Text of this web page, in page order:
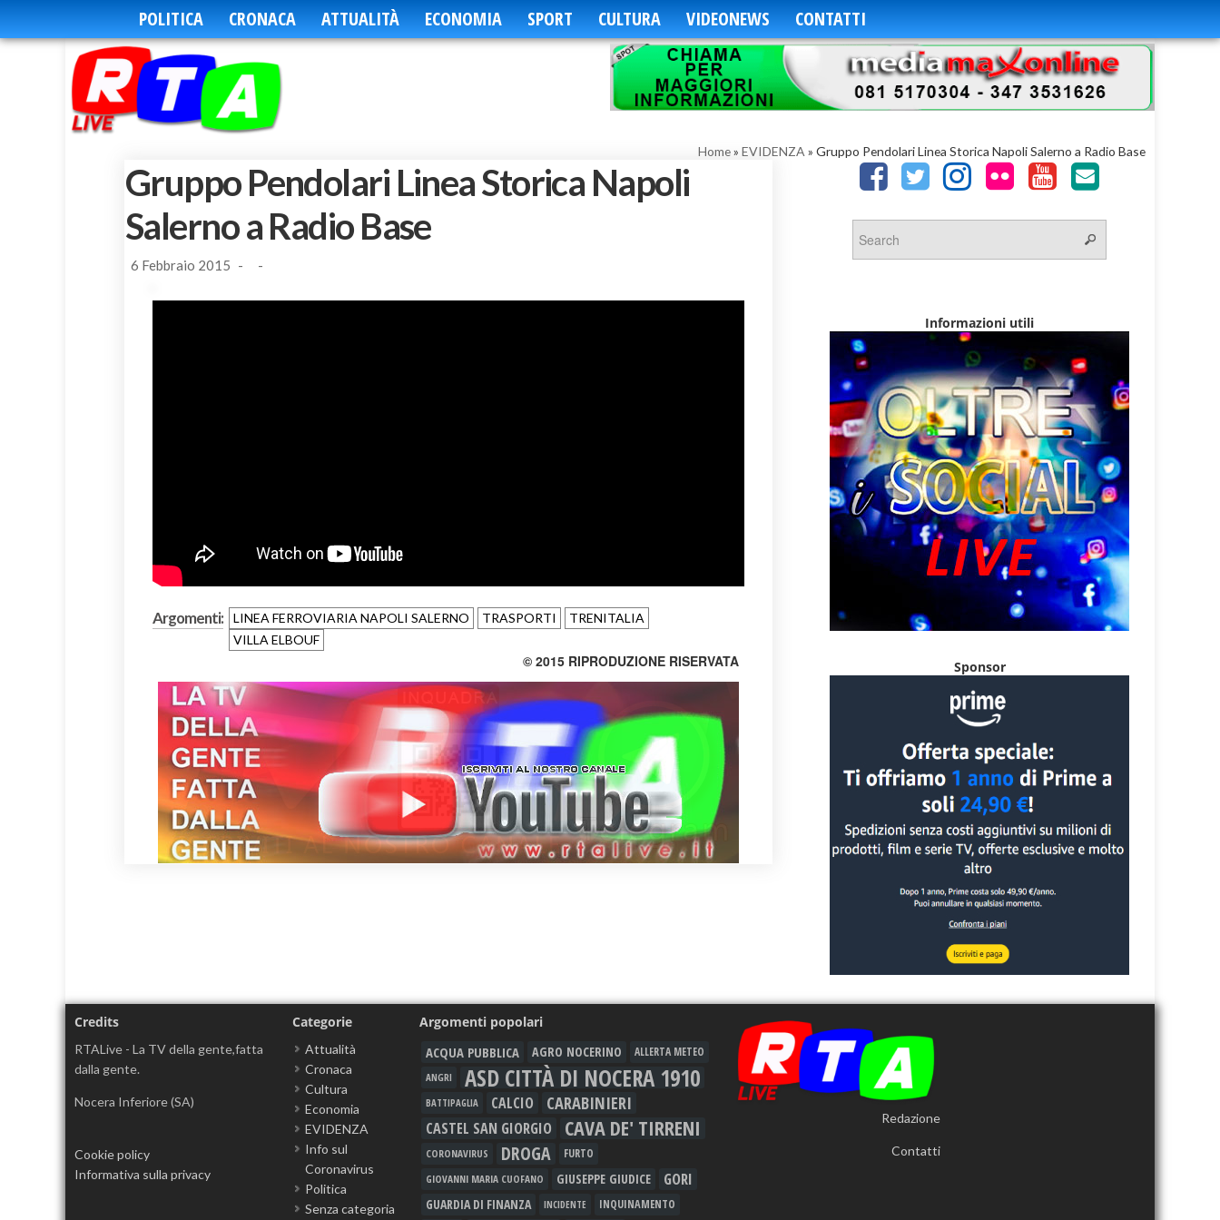
POLITICA CRONACA ATTUALITÀ ECONOMIA SPORT CULTURA VIDEONEWS CONTATTI
Home» EVIDENZA » Gruppo Pendolari Linea Storica Napoli Salerno a Radio Base
Gruppo Pendolari Linea Storica Napoli
Salerno a Radio Base
6 Febbraio 2015 - -
Argomenti: LINEA FERROVIARIA NAPOLI SALERNO TRASPORTI
TRENITALIA
VILLA ELBOUF
© 2015 RIPRODUZIONE RISERVATA
Informazioni utili
Sponsor
Credits
RTALive - La TV della gente,fatta
dalla gente.
Nocera Inferiore (SA)
Cookie policy
Informativa sulla privacy
Categorie
Attualità
Cronaca
Cultura
Economia
EVIDENZA
Info sul
Coronavirus
Politica
Senza categoria
Argomenti popolari
ACQUA PUBBLICA AGRO NOCERINO
ALLERTA METEO
ANGRI
ASD CITTÀ DI NOCERA 1910
BATTIPAGLIA CALCIO CARABINIERI
CASTEL SAN GIORGIO CAVA DE' TIRRENI
CORONAVIRUS DROGA FURTO
GIOVANNI MARIA CUOFANO GIUSEPPE GIUDICE GORI
GUARDIA DI FINANZA INCIDENTE INQUINAMENTO
Redazione
Contatti